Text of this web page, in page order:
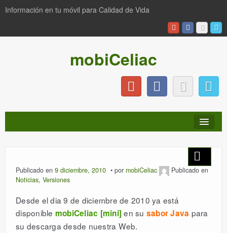
Información en tu móvil para Calidad de Vida
mobiCeliac
PRODUCTOS
Publicado en 9 diciembre, 2010 por mobiCeliac
Publicado en
Noticias, Versiones
Desde el dia 9 de diciembre de 2010 ya está
disponible mobiCeliac [mini] en su sabor Java para
su descarga desde nuestra Web.